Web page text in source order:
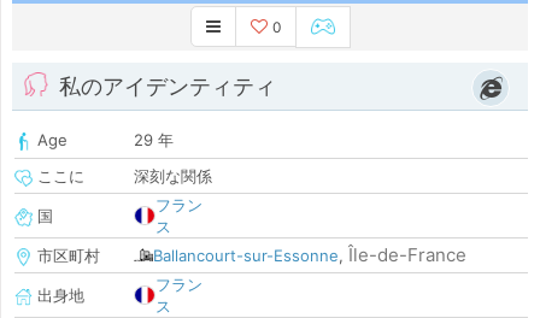
0
私のアイデンティティ
Age
29 年
ここに
深刻な関係
国
フラン
ス
市区町村
Ballancourt-sur-Essonne, Île-de-France
出身地
フラン
ス